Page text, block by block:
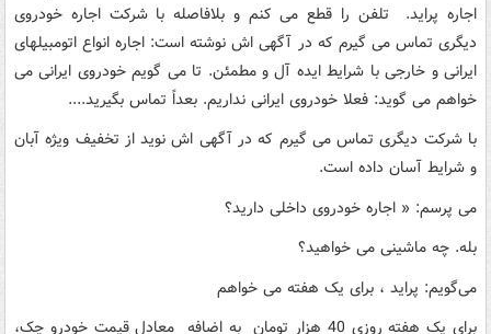
اجاره پراید. تلفن را قطع می کنم و بلافاصله با شرکت اجاره خودروی
دیگری تماس می گیرم که در آگهی اش نوشته است: اجاره انواع اتومبیلهای
ایرانی و خارجی با شرایط ایده آل و مطمئن. تا می گویم خودروی ایرانی می
خواهم می گوید: فعلا خودروی ایرانی نداریم. بعداً تماس بگیرید....
با شرکت دیگری تماس می گیرم که در آگهی اش نوید از تخفیف ویژه آبان
و شرایط آسان داده است.
می پرسم: « اجاره خودروی داخلی دارید؟
بله. چه ماشینی می خواهید؟
می‌گویم: پراید ، برای یک هفته می خواهم
برای یک هفته روزی 40 هزار تومان به اضافه معادل قیمت خودرو چک،